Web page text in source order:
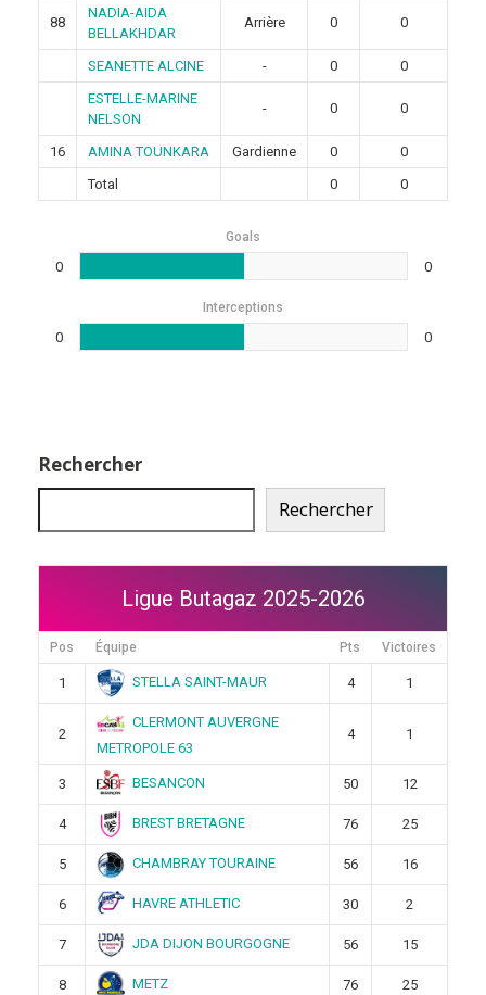
88
NADIA-AIDA
BELLAKHDAR
Arrière 0 0
SEANETTE ALCINE - 0
0
ESTELLE-MARINE
NELSON
- 0 0
16 AMINA TOUNKARA Gardienne 0
0
Total
0 0
Goals
0 0
Interceptions
0 0
Rechercher
Rechercher
Ligue Butagaz 2025-2026
Pos Équipe Pts Victoires
1 STELLA SAINT-MAUR 4 1
2
CLERMONT AUVERGNE
METROPOLE 63
4 1
3 BESANCON 50 12
4 BREST BRETAGNE 76 25
5 CHAMBRAY TOURAINE 56 16
6 HAVRE ATHLETIC 30 2
7 JDA DIJON BOURGOGNE 56 15
8 METZ 76 25